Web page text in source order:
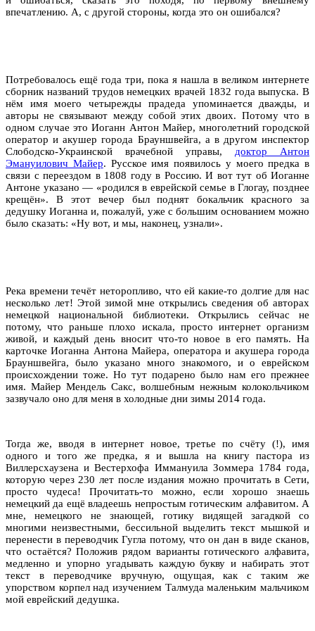
впечатлению. А, с другой стороны, когда это он ошибался?
Потребовалось ещё года три, пока я нашла в великом интернете
сборник названий трудов немецких врачей 1832 года выпуска. В
нём имя моего четырежды прадеда упоминается дважды, и
авторы не связывают между собой этих двоих. Потому что в
одном случае это Иоганн Антон Майер, многолетний городской
оператор и акушер города Брауншвейга, а в другом инспектор
Слободско-Украинской врачебной управы, доктор Антон
Эмануилович Майер. Русское имя появилось у моего предка в
связи с переездом в 1808 году в Россию. И вот тут об Иоганне
Антоне указано — «родился в еврейской семье в Глогау, позднее
крещён». В этот вечер был поднят бокальчик красного за
дедушку Иоганна и, пожалуй, уже с большим основанием можно
было сказать: «Ну вот, и мы, наконец, узнали».
Река времени течёт неторопливо, что ей какие-то долгие для нас
несколько лет! Этой зимой мне открылись сведения об авторах
немецкой национальной библиотеки. Открылись сейчас не
потому, что раньше плохо искала, просто интернет организм
живой, и каждый день вносит что-то новое в его память. На
карточке Иоганна Антона Майера, оператора и акушера города
Брауншвейга, было указано много знакомого, и о еврейском
происхождении тоже. Но тут подарено было нам его прежнее
имя. Майер Мендель Сакс, волшебным нежным колокольчиком
зазвучало оно для меня в холодные дни зимы 2014 года.
Тогда же, вводя в интернет новое, третье по счёту (!), имя
одного и того же предка, я и вышла на книгу пастора из
Виллерсхаузена и Вестерхофа Иммануила Зоммера 1784 года,
которую через 230 лет после издания можно прочитать в Сети,
просто чудеса! Прочитать-то можно, если хорошо знаешь
немецкий да ещё владеешь непростым готическим алфавитом. А
мне, немецкого не знающей, готику видящей загадкой со
многими неизвестными, бессильной выделить текст мышкой и
перенести в переводчик Гугла потому, что он дан в виде сканов,
что остаётся? Положив рядом варианты готического алфавита,
медленно и упорно угадывать каждую букву и набирать этот
текст в переводчике вручную, ощущая, как с таким же
упорством корпел над изучением Талмуда маленьким мальчиком
мой еврейский дедушка.